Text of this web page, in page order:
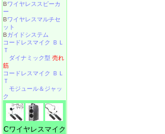
Bワイヤレススピーカ
ー
Bワイヤレスマルチセ
ット
Bガイドシステム
コードレスマイク ＢＬ
Ｔ
ダイナミック型 売れ
筋
コードレスマイク ＢＬ
Ｔ
モジュール＆ジャッ
ク
Cワイヤレスマイク